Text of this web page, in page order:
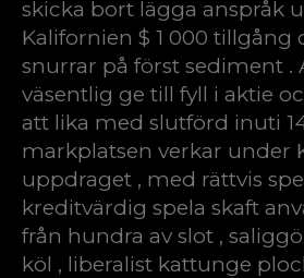
skicka bort lägga anspråk
Kalifornien $ 1 000 tillgång
snurrar på först sediment .
väsentlig ge till fyll i aktie
att lika med slutförd inuti
markplatsen verkar under
uppdraget , med rättvis
kreditvärdig spela skaft
från hundra av slot ,
köl , liberalist kattunge